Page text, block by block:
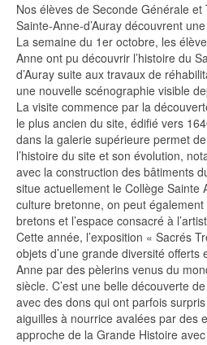
Nos élèves de Seconde Générale
Sainte-Anne-d’Auray découvrent
La semaine du 1er octobre, les
Anne ont pu découvrir l’histoire du
d’Auray suite aux travaux de
une nouvelle scénographie visible
La visite commence par la
le plus ancien du site, édifié vers
dans la galerie supérieure permet
l’histoire du site et son évolution,
avec la construction des bâtiments
situe actuellement le Collège Sainte
culture bretonne, on peut
bretons et l’espace consacré à
Cette année, l’exposition « Sacrés
objets d’une grande diversité
Anne par des pèlerins venus du
siècle. C’est une belle découverte
avec des dons qui ont parfois
aiguilles à nourrice avalées par des
approche de la Grande Histoire